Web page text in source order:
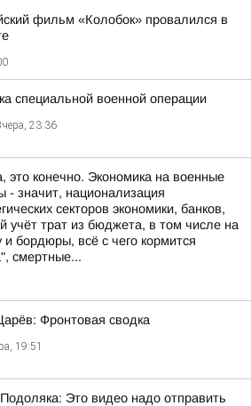
фильм «Колобок» провалился в
специальной военной операции
23:36
это конечно. Экономика на военные
- значит, национализация
секторов экономики, банков,
учёт трат из бюджета, в том числе на
и бордюры, всё с чего кормится
смертные...
Фронтовая сводка
19:51
Это видео надо отправить